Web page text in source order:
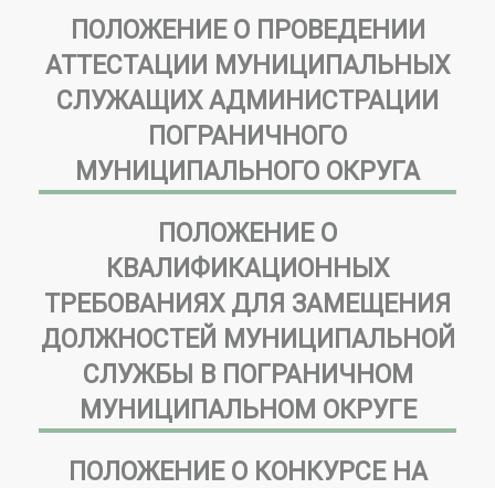
ПОЛОЖЕНИЕ О ПРОВЕДЕНИИ
АТТЕСТАЦИИ МУНИЦИПАЛЬНЫХ
СЛУЖАЩИХ АДМИНИСТРАЦИИ
ПОГРАНИЧНОГО
МУНИЦИПАЛЬНОГО ОКРУГА
ПОЛОЖЕНИЕ О
КВАЛИФИКАЦИОННЫХ
ТРЕБОВАНИЯХ ДЛЯ ЗАМЕЩЕНИЯ
ДОЛЖНОСТЕЙ МУНИЦИПАЛЬНОЙ
СЛУЖБЫ В ПОГРАНИЧНОМ
МУНИЦИПАЛЬНОМ ОКРУГЕ
ПОЛОЖЕНИЕ О КОНКУРСЕ НА